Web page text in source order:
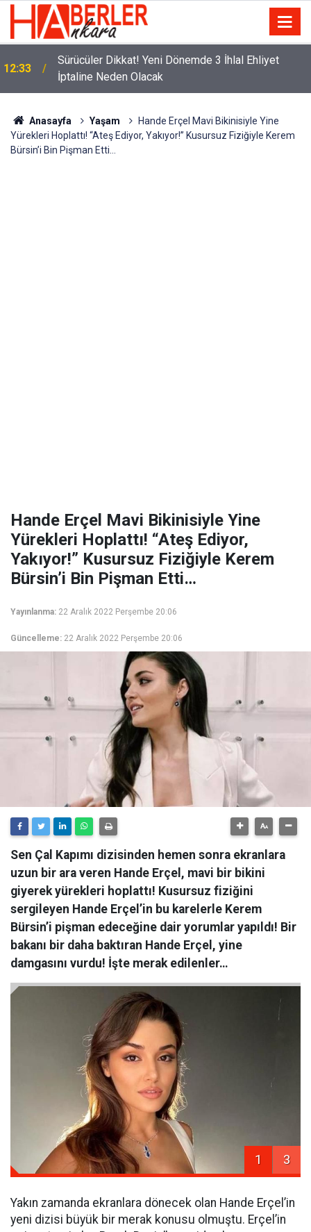
12:33
Sürücüler Dikkat! Yeni Dönemde 3 İhlal Ehliyet
İptaline Neden Olacak
Anasayfa Yaşam
Hande Erçel Mavi Bikinisiyle Yine
Yürekleri Hoplattı! “Ateş Ediyor, Yakıyor!” Kusursuz Fiziğiyle Kerem
Bürsin’i Bin Pişman Etti…
Hande Erçel Mavi Bikinisiyle Yine
Yürekleri Hoplattı! “Ateş Ediyor,
Yakıyor!” Kusursuz Fiziğiyle Kerem
Bürsin’i Bin Pişman Etti…
Yayınlanma: 22 Aralık 2022 Perşembe 20:06
Güncelleme: 22 Aralık 2022 Perşembe 20:06
Sen Çal Kapımı dizisinden hemen sonra ekranlara
uzun bir ara veren Hande Erçel, mavi bir bikini
giyerek yürekleri hoplattı! Kusursuz fiziğini
sergileyen Hande Erçel’in bu karelerle Kerem
Bürsin’i pişman edeceğine dair yorumlar yapıldı! Bir
bakanı bir daha baktıran Hande Erçel, yine
damgasını vurdu! İşte merak edilenler…
1 3
Yakın zamanda ekranlara dönecek olan Hande Erçel’in
yeni dizisi büyük bir merak konusu olmuştu. Erçel’in